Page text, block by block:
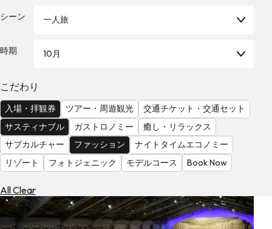
を
見
る
シーン 一人旅
時期 10月
こだわり
入場・拝観券 ツアー・周遊観光
交通チケット・交通セット
サスティナブル
ガストロノミー
癒し・リラックス
サブカルチャー
ファッション
ナイトタイムエコノミー
リゾート
フォトジェニック モデルコース Book Now
All Clear